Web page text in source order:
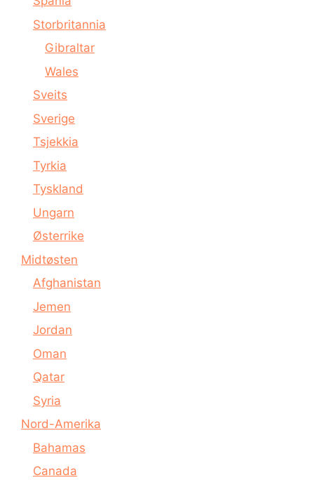
Storbritannia
Gibraltar
Wales
Sveits
Sverige
Tsjekkia
Tyrkia
Tyskland
Ungarn
Østerrike
Midtøsten
Afghanistan
Jemen
Jordan
Oman
Qatar
Syria
Nord-Amerika
Bahamas
Canada